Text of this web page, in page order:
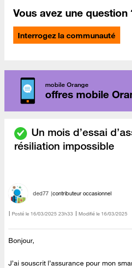
Vous avez une question
Interrogez la communauté
mobile Orange
offres mobile
Un mois d’essai
résiliation impossible
ded77 contributeur occasionnel
Posté le ‎16/03/2025 23h33 Modifié le 16/03/2025
Bonjour,
J’ai souscrit l’assurance pour mon